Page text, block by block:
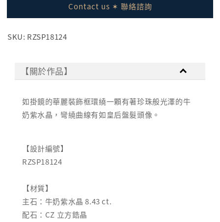
Contact us ✶ 聯絡諮詢
SKU: RZSP18124
【關於作品】
如掛鏡的華麗裝飾框環繞一顆有著珍珠般光澤的牛
奶紫水晶，彎繞曲線有如皇后盤髮頭像。
【設計編號】
RZSP18124
【材質】
主石：牛奶紫水晶 8.43 ct.
配石：CZ 立方鋯晶